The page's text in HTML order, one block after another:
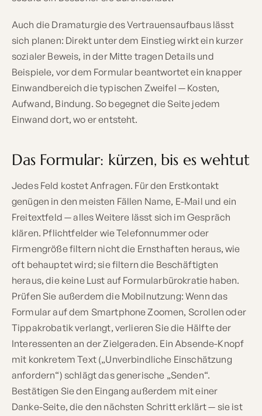
Auch die Dramaturgie des Vertrauensaufbaus lässt
sich planen: Direkt unter dem Einstieg wirkt ein kurzer
sozialer Beweis, in der Mitte tragen Details und
Beispiele, vor dem Formular beantwortet ein knapper
Einwandbereich die typischen Zweifel — Kosten,
Aufwand, Bindung. So begegnet die Seite jedem
Einwand dort, wo er entsteht.
Das Formular: kürzen, bis es wehtut
Jedes Feld kostet Anfragen. Für den Erstkontakt
genügen in den meisten Fällen Name, E-Mail und ein
Freitextfeld — alles Weitere lässt sich im Gespräch
klären. Pflichtfelder wie Telefonnummer oder
Firmengröße filtern nicht die Ernsthaften heraus, wie
oft behauptet wird; sie filtern die Beschäftigten
heraus, die keine Lust auf Formularbürokratie haben.
Prüfen Sie außerdem die Mobilnutzung: Wenn das
Formular auf dem Smartphone Zoomen, Scrollen oder
Tippakrobatik verlangt, verlieren Sie die Hälfte der
Interessenten an der Zielgeraden. Ein Absende-Knopf
mit konkretem Text („Unverbindliche Einschätzung
anfordern“) schlägt das generische „Senden“.
Bestätigen Sie den Eingang außerdem mit einer
Danke-Seite, die den nächsten Schritt erklärt — sie ist